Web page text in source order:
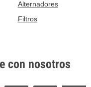
Alternadores
Filtros
con nosotros